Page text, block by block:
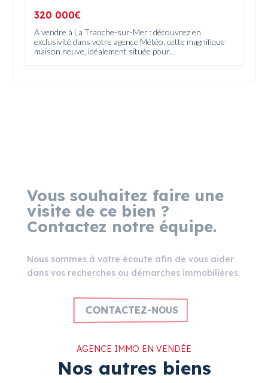
320 000€
A vendre à La Tranche-sur-Mer : découvrez en
exclusivité dans votre agence Météo, cette magnifique
maison neuve, idéalement située pour...
Vous souhaitez faire une
visite de ce bien ?
Contactez notre équipe.
Nous sommes à votre écoute afin de vous aider
dans vos recherches ou démarches immobilières.
CONTACTEZ-NOUS
AGENCE IMMO EN VENDÉE
Nos autres biens